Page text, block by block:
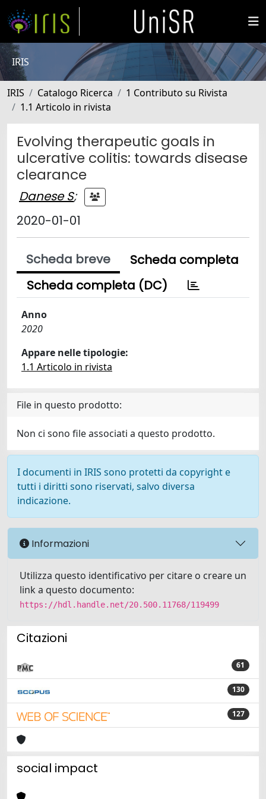
IRIS
IRIS Catalogo Ricerca
1 Contributo su Rivista
1.1 Articolo in rivista
Evolving therapeutic goals in
ulcerative colitis: towards disease
clearance
Danese S;
2020-01-01
Scheda breve
Scheda completa
Scheda completa (DC)
Anno
2020
Appare nelle tipologie:
1.1 Articolo in rivista
File in questo prodotto:
Non ci sono file associati a questo prodotto.
I documenti in IRIS sono protetti da copyright e
tutti i diritti sono riservati, salvo diversa
indicazione.
Informazioni
Utilizza questo identificativo per citare o creare un
link a questo documento:
https://hdl.handle.net/20.500.11768/119499
Citazioni
61
130
127
social impact